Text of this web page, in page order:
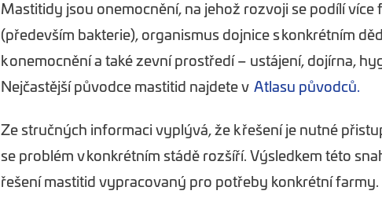
Mastitidy jsou onemocnění, na jehož rozvoji se podílí
(především bakterie), organismus dojnice s konkrétním
k onemocnění a také zevní prostředí – ustájení, dojírna,
Nejčastější původce mastitid najdete vAtlasu původců.
Ze stručných informaci vyplývá, že k řešení je nutné
se problém v konkrétním stádě rozšíří. Výsledkem této
řešení mastitid vypracovaný pro potřeby konkrétní farmy.